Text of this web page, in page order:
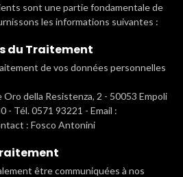
sont une partie fondamentale de
les informations suivantes :
du Traitement
de vos données personnelles
della Resistenza, 2 - 50053 Empoli
- Tél. 0571 93221 - Email :
: Fosco Antonini
être communiquées à nos